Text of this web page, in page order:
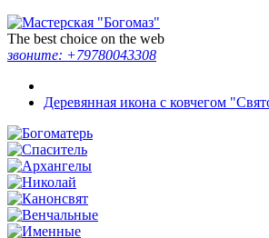
The best choice on the web
звоните: +79780043308
Деревянная икона с ковчегом